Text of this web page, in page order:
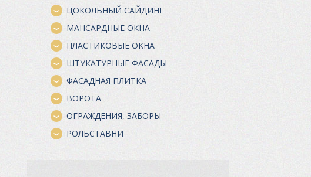
ЦОКОЛЬНЫЙ САЙДИНГ
МАНСАРДНЫЕ ОКНА
ПЛАСТИКОВЫЕ ОКНА
ШТУКАТУРНЫЕ ФАСАДЫ
ФАСАДНАЯ ПЛИТКА
ВОРОТА
ОГРАЖДЕНИЯ, ЗАБОРЫ
РОЛЬСТАВНИ